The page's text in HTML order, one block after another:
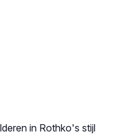
in Rothko's stijl